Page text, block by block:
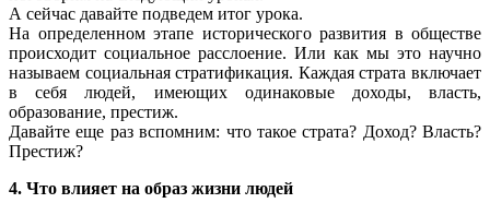
А сейчас давайте подведем итог урока.
На определенном этапе исторического развития в обществе
происходит социальное расслоение. Или как мы это научно
называем социальная стратификация. Каждая страта включает
в себя людей, имеющих одинаковые доходы, власть,
образование, престиж.
Давайте еще раз вспомним: что такое страта? Доход? Власть?
Престиж?
4. Что влияет на образ жизни людей